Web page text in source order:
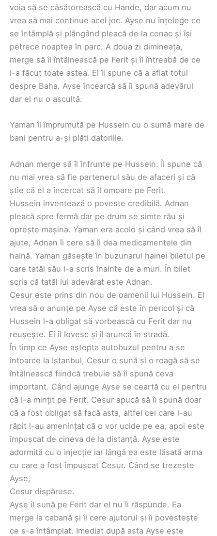
voia să se căsătorească cu Hande, dar acum nu
vrea să mai continue acel joc. Ayse nu înțelege ce
se întâmplă și plângând pleacă de la conac și își
petrece noaptea în parc. A doua zi dimineața,
merge să îl întâlnească pe Ferit și îl întreabă de ce
i-a făcut toate astea. El îi spune că a aflat totul
despre Baha. Ayse încearcă să îi spună adevărul
dar el nu o ascultă.
Yaman îl împrumută pe Hussein cu o sumă mare de
bani pentru a-și plăti datoriile.
Adnan merge să îl înfrunte pe Hussein. Îi spune că
nu mai vrea să fie partenerul său de afaceri și că
știe că el a încercat să îl omoare pe Ferit.
Hussein inventează o poveste credibilă. Adnan
pleacă spre fermă dar pe drum se simte rău și
oprește mașina. Yaman era acolo și când vrea să îl
ajute, Adnan îi cere să îi dea medicamentele din
haină. Yaman găsește în buzunarul hainei biletul pe
care tatăl său l-a scris înainte de a muri. În bilet
scria că tatăl lui adevărat este Adnan.
Cesur este prins din nou de oamenii lui Hussein. El
vrea să o anunțe pe Ayse că este în pericol și că
Hussein l-a obligat să vorbească cu Ferit dar nu
reușește. Ei îl lovesc și îl aruncă în stradă.
În timp ce Ayse aștepta autobuzul pentru a se
întoarce la Istanbul, Cesur o sună și o roagă să se
întâlnească fiindcă trebuie să îi spună ceva
important. Când ajunge Ayse se ceartă cu el pentru
că l-a mințit pe Ferit. Cesur apucă să îi spună doar
că a fost obligat să facă asta, altfel cei care l-au
răpit l-au amenințat că o vor ucide pe ea, apoi este
împușcat de cineva de la distanță. Ayse este
adormită cu o injecție iar lângă ea este lăsată arma
cu care a fost împușcat Cesur. Când se trezește
Ayse,
Cesur dispăruse.
Ayse îl sună pe Ferit dar el nu îi răspunde. Ea
merge la cabană și îi cere ajutorul și îi povestește
ce s-a întâmplat. Imediat după asta Ayse este